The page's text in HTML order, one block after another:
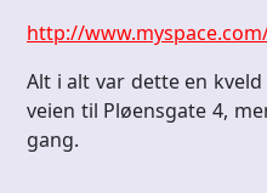
http://
Alt i alt var dette en
veien til Pløensgate 4,
gang.